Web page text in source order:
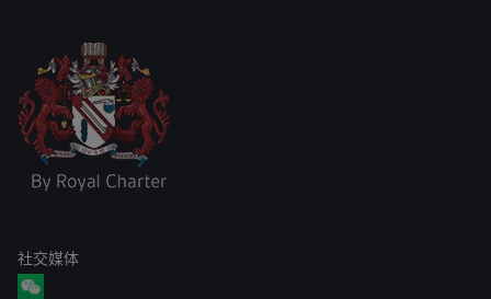
社交媒体